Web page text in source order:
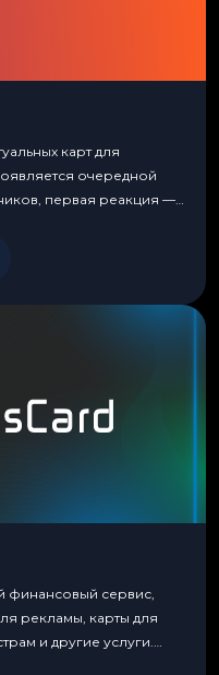
карт для
очередной
первая реакция —
любой новый продукт,
LuckyCards — история
финансовый сервис,
рекламы, карты для
и другие услуги.